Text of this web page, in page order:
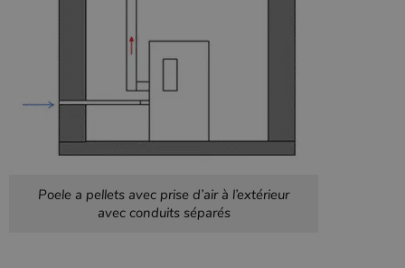
Poele a pellets avec prise d’air à l’extérieur
avec conduits séparés